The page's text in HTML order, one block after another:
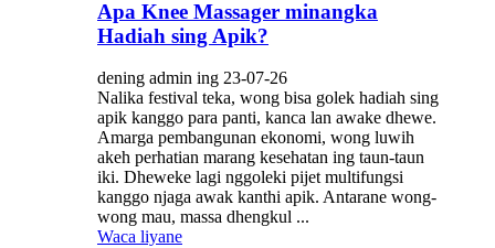
Apa Knee Massager minangka
Hadiah sing Apik?
dening admin ing 23-07-26
Nalika festival teka, wong bisa golek hadiah sing
apik kanggo para panti, kanca lan awake dhewe.
Amarga pembangunan ekonomi, wong luwih
akeh perhatian marang kesehatan ing taun-taun
iki. Dheweke lagi nggoleki pijet multifungsi
kanggo njaga awak kanthi apik. Antarane wong-
wong mau, massa dhengkul ...
Waca liyane